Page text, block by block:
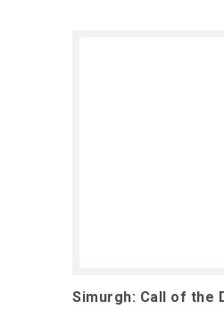
Simurgh: Call of the